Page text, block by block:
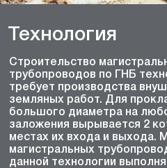
Технология
Строительство
трубопроводов по ГНБ
требует производства
земляных работ. Для
большого диаметра на
заложения вырывается 2
местах их входа и выхода.
магистральных
данной технологии